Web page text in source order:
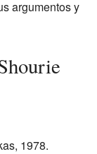
argumentos y
1978.